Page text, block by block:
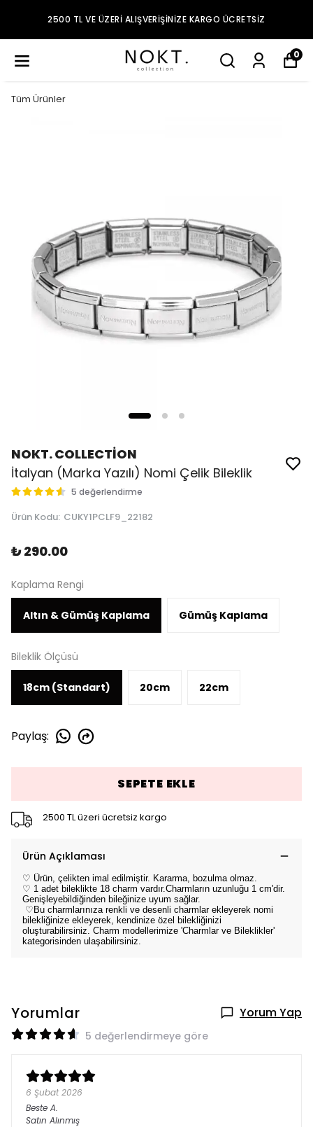
2500 TL VE ÜZERI ALIŞVERIŞINIZE KARGO ÜCRETSIZ
0
Tüm Ürünler
NOKT. COLLECTİON
İtalyan (Marka Yazılı) Nomi Çelik Bileklik
5 değerlendirme
Ürün Kodu: CUKY1PCLF9_22182
₺ 290.00
Kaplama Rengi
Altın & Gümüş Kaplama Gümüş Kaplama
Bileklik Ölçüsü
18cm (Standart) 20cm 22cm
Paylaş:
SEPETE EKLE
2500 TL üzeri ücretsiz kargo
Ürün Açıklaması
♡ Ürün, çelikten imal edilmiştir. Kararma, bozulma olmaz.
♡ 1 adet bileklikte 18 charm vardır.Charmların uzunluğu 1 cm'dir.
Genişleyebildiğinden bileğinize uyum sağlar.
♡Bu charmlarınıza renkli ve desenli charmlar ekleyerek nomi
bilekliğinize ekleyerek, kendinize özel bilekliğinizi
oluşturabilirsiniz. Charm modellerimize 'Charmlar ve Bileklikler'
kategorisinden ulaşabilirsiniz.
Yorumlar Yorum Yap
5 değerlendirmeye göre
6 Şubat 2026
Beste A.
Satın Alınmış